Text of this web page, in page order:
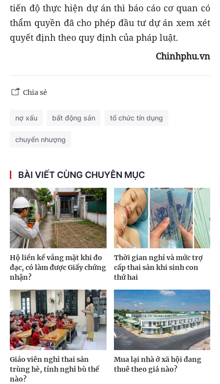
tiến độ thực hiện dự án thì báo cáo cơ quan có
thẩm quyền đã cho phép đầu tư dự án xem xét
quyết định theo quy định của pháp luật.
Chinhphu.vn
Chia sẻ
nợ xấu bất động sản tổ chức tín dụng
chuyển nhượng
BÀI VIẾT CÙNG CHUYÊN MỤC
Hộ liền kề vắng mặt khi đo
đạc, có làm được Giấy chứng
nhận?
Thời gian nghỉ và mức trợ
cấp thai sản khi sinh con
thứ hai
Giáo viên nghỉ thai sản
trùng hè, tính nghỉ bù thế
nào?
Mua lại nhà ở xã hội đang
thuê theo giá nào?